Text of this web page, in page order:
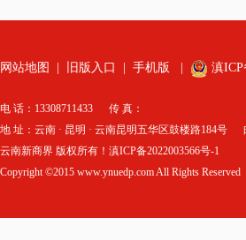
网站地图 旧版入口 手机版 滇ICP
电 话：13308711433 传 真：
地 址：云南 · 昆明 · 云南昆明五华区鼓楼路184号
云南新商界 版权所有！滇ICP备2022003566号-1
Copyright ©2015 www.ynuedp.com All Rights Reserved